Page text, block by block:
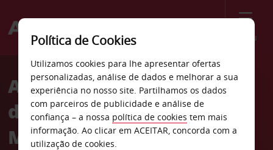
Menu
Welcome
AvisAluguer de carros Estação
do centro da cidade de
Mornington
Política de Cookies
Utilizamos cookies para lhe apresentar ofertas
personalizadas, análise de dados e melhorar a sua
experiência no nosso site. Partilhamos os dados
com parceiros de publicidade e análise de
confiança – a nossa política de cookies tem mais
informação. Ao clicar em ACEITAR, concorda com a
utilização de cookies.